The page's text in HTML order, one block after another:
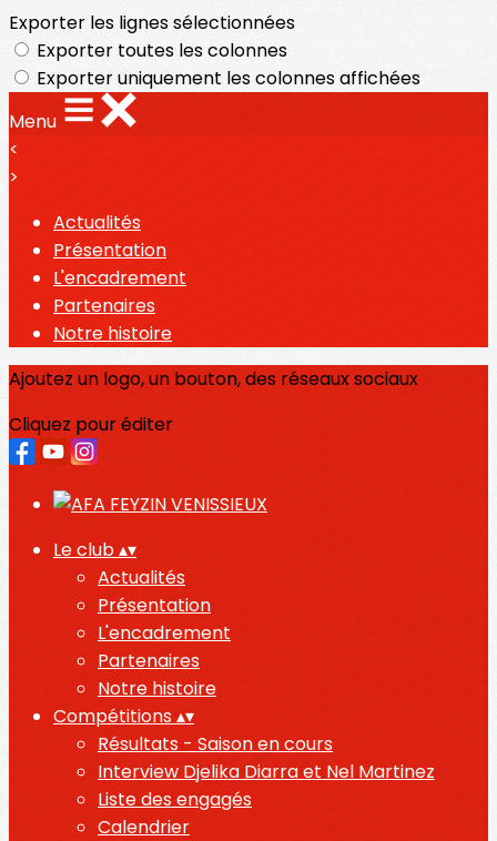
Exporter les lignes sélectionnées
Exporter toutes les colonnes
Exporter uniquement les colonnes affichées
Menu
<
>
Actualités
Présentation
L'encadrement
Partenaires
Notre histoire
Ajoutez un logo, un bouton, des réseaux sociaux
Cliquez pour éditer
Le club▴▾
Actualités
Présentation
L'encadrement
Partenaires
Notre histoire
Compétitions▴▾
Résultats - Saison en cours
Interview Djelika Diarra et Nel Martinez
Liste des engagés
Calendrier